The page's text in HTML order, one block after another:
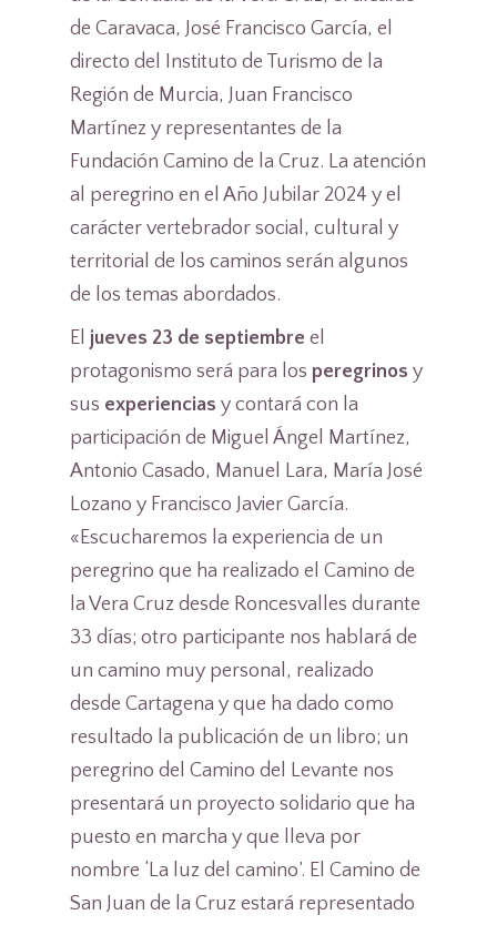
de Caravaca, José Francisco García, el
directo del Instituto de Turismo de la
Región de Murcia, Juan Francisco
Martínez y representantes de la
Fundación Camino de la Cruz. La atención
al peregrino en el Año Jubilar 2024 y el
carácter vertebrador social, cultural y
territorial de los caminos serán algunos
de los temas abordados.
El jueves 23 de septiembre el
protagonismo será para los peregrinos y
sus experiencias y contará con la
participación de Miguel Ángel Martínez,
Antonio Casado, Manuel Lara, María José
Lozano y Francisco Javier García.
«Escucharemos la experiencia de un
peregrino que ha realizado el Camino de
la Vera Cruz desde Roncesvalles durante
33 días; otro participante nos hablará de
un camino muy personal, realizado
desde Cartagena y que ha dado como
resultado la publicación de un libro; un
peregrino del Camino del Levante nos
presentará un proyecto solidario que ha
puesto en marcha y que lleva por
nombre ‘La luz del camino’. El Camino de
San Juan de la Cruz estará representado